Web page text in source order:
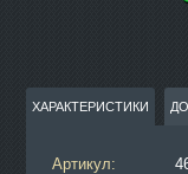
ХАРАКТЕРИСТИКИ
Артикул: